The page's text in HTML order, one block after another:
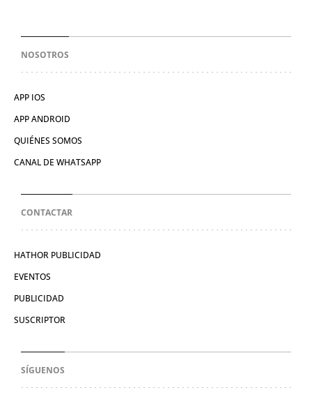
NOSOTROS
APP IOS
APP ANDROID
QUIÉNES SOMOS
CANAL DE WHATSAPP
CONTACTAR
HATHOR PUBLICIDAD
EVENTOS
PUBLICIDAD
SUSCRIPTOR
SÍGUENOS